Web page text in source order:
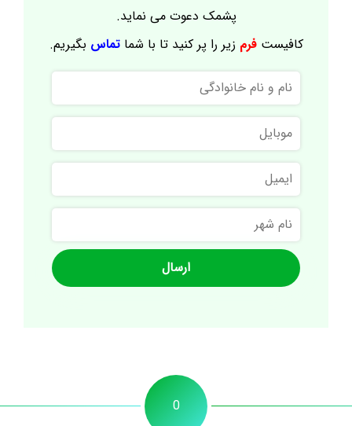
پشمک دعوت می نماید.
کافیستفرم زیر را پر کنید تا با شماتماس بگیریم.
نام
و
نام
خانوادگی
موبایل
ایمیل
نام
شهر
0